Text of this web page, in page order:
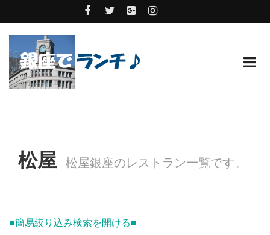
松屋 松屋銀座のレストラン一覧です。
■簡易絞り込み検索を開ける■